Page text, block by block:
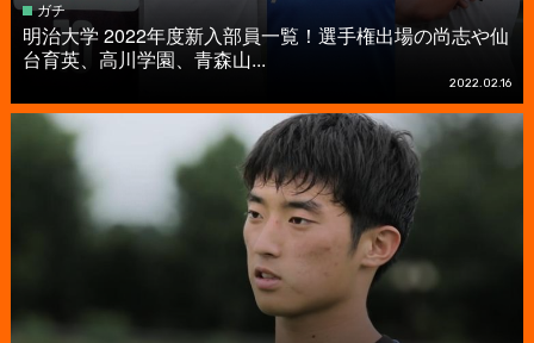
ガチ
明治大学 2022年度新入部員一覧！選手権出場の尚志や仙
台育英、高川学園、青森山...
2022.02.16